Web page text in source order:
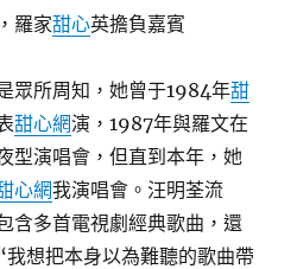
羅家甜心英擔負嘉賓
所周知，她曾于1984年甜
甜心網演，1987年與羅文在
型演唱會，但直到本年，她
心網我演唱會。汪明荃流
含多首電視劇經典歌曲，還
我想把本身以為難聽的歌曲帶